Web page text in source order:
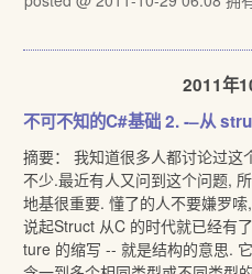
2011年
不可不知的C#基础 2. -–从
摘要： 我知道很多人都讨论过
不少.最近有人又问到这个问题,
地基很重要. 懂了的人不要嫌罗
说起Struct 从C 的时代就已经有
ture 的缩写 -- 就是结构的意思.